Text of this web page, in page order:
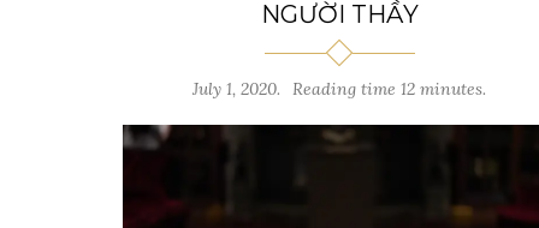
NGƯỜI THẦY
July 1, 2020. Reading time 12 minutes.